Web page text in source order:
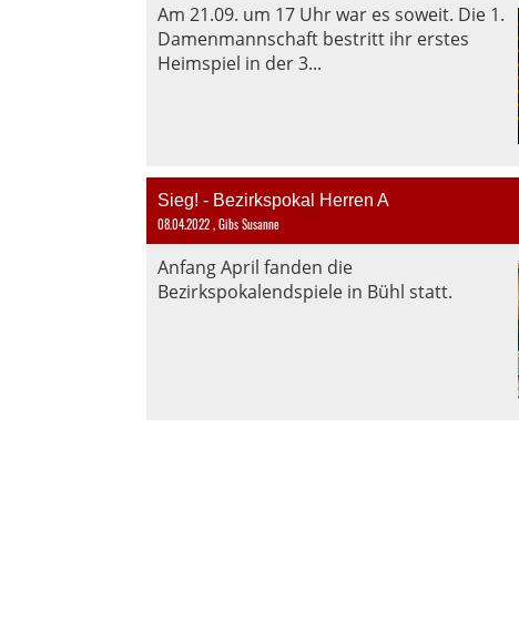
Am 21.09. um 17 Uhr war es soweit. Die 1.
Damenmannschaft bestritt ihr erstes
Heimspiel in der 3...
Sieg! - Bezirkspokal Herren A
08.04.2022, Gibs Susanne
Anfang April fanden die
Bezirkspokalendspiele in Bühl statt.